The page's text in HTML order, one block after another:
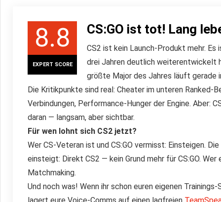
8.8
EXPERT SCORE
CS:GO ist tot! Lang
CS2 ist kein Launch-Produkt mehr.
drei Jahren deutlich weiterentwickelt
größte Major des Jahres läuft gerade
Die Kritikpunkte sind real: Cheater im unteren
Verbindungen, Performance-Hunger der Engine. Aber:
daran — langsam, aber sichtbar.
Für wen lohnt sich CS2 jetzt?
Wer CS-Veteran ist und CS:GO vermisst: Einsteigen.
einsteigt: Direkt CS2 — kein Grund mehr für CS:GO.
Matchmaking.
Und noch was! Wenn ihr schon euren eigenen